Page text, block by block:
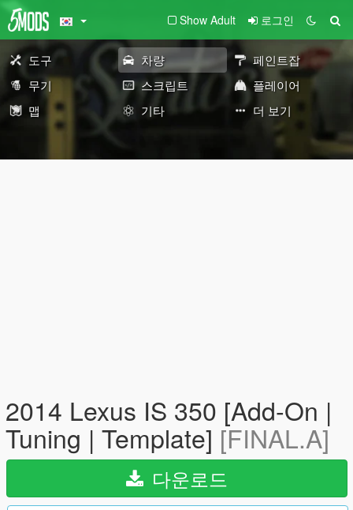
Show Adult 로그인
도구 차량
페인트잡
무기
스크립트
플레이어
맵
기타 더 보기
2014 Lexus IS 350 [Add-On |
Tuning | Template] [FINAL.A]
다운로드